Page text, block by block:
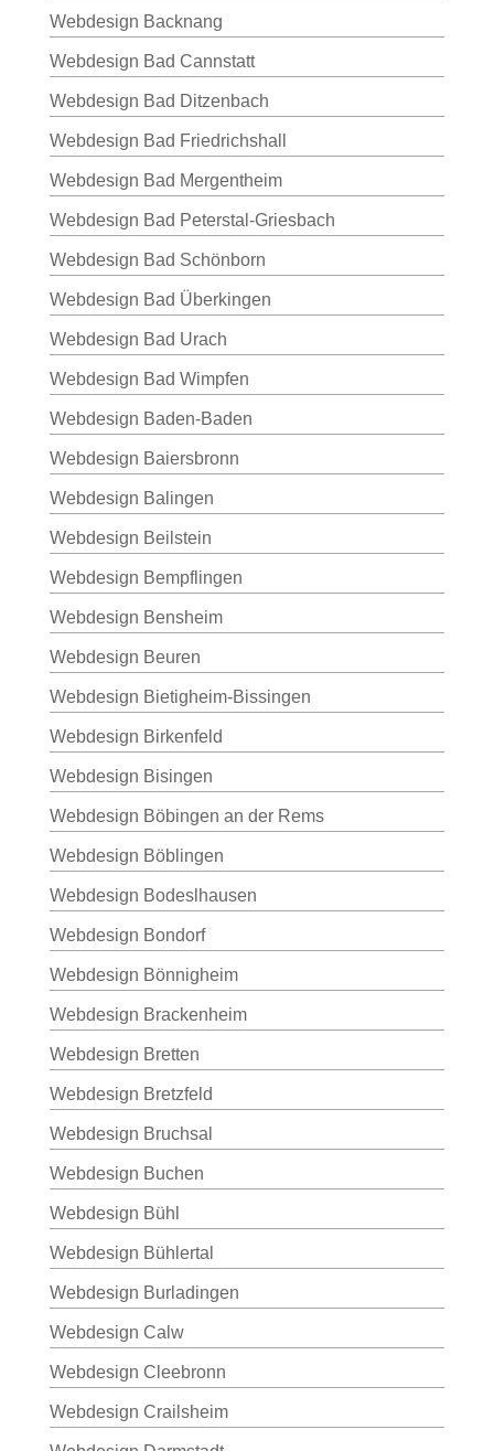
Webdesign Backnang
Webdesign Bad Cannstatt
Webdesign Bad Ditzenbach
Webdesign Bad Friedrichshall
Webdesign Bad Mergentheim
Webdesign Bad Peterstal-Griesbach
Webdesign Bad Schönborn
Webdesign Bad Überkingen
Webdesign Bad Urach
Webdesign Bad Wimpfen
Webdesign Baden-Baden
Webdesign Baiersbronn
Webdesign Balingen
Webdesign Beilstein
Webdesign Bempflingen
Webdesign Bensheim
Webdesign Beuren
Webdesign Bietigheim-Bissingen
Webdesign Birkenfeld
Webdesign Bisingen
Webdesign Böbingen an der Rems
Webdesign Böblingen
Webdesign Bodeslhausen
Webdesign Bondorf
Webdesign Bönnigheim
Webdesign Brackenheim
Webdesign Bretten
Webdesign Bretzfeld
Webdesign Bruchsal
Webdesign Buchen
Webdesign Bühl
Webdesign Bühlertal
Webdesign Burladingen
Webdesign Calw
Webdesign Cleebronn
Webdesign Crailsheim